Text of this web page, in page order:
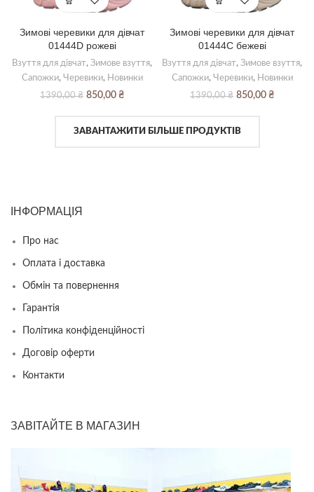
Зимові черевики для дівчат
01444D рожеві
Взуття для дівчат, Зимове взуття,
Сапожки, Черевики, Новинки
1390,00₴ Оригінальна
850,00 ₴Поточна
Зимові черевики для дівчат
01444С бежеві
Взуття для дівчат, Зимове взуття,
Сапожки, Черевики, Новинки
1390,00₴ Оригінальна
850,00 ₴Поточна
ЗАВАНТАЖИТИ БІЛЬШЕ ПРОДУКТІВ
ІНФОРМАЦІЯ
Про нас
Оплата і доставка
Обмін та повернення
Гарантія
Політика конфіденційності
Договір оферти
Контакти
ЗАВІТАЙТЕ В МАГАЗИН